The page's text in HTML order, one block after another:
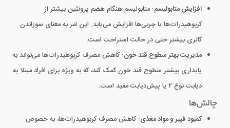
افزایش متابولیسم: متابولیسم هنگام هضم پروتئین بیشتر از
کربوهیدرات‌ها یا چربی‌ها افزایش می‌یابد. این امر به معنای سوزاندن
کالری بیشتر حتی در حالت استراحت است.
مدیریت بهتر سطوح قند خون: کاهش مصرف کربوهیدرات‌ها می‌تواند به
پایداری بیشتر سطوح قند خون کمک کند، که به ویژه برای افراد مبتلا به
دیابت نوع ۲ یا پیش‌دیابت مفید است.
چالش‌ها
کمبود فیبر و مواد مغذی: کاهش مصرف کربوهیدرات‌ها، به خصوص